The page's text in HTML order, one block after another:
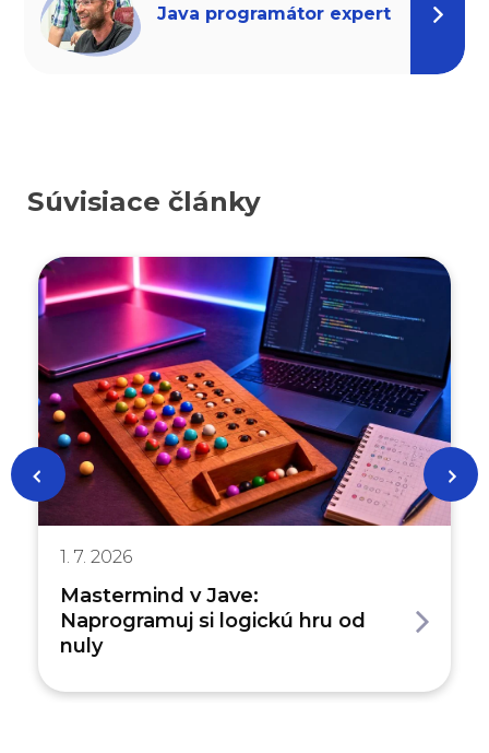
Java programátor expert
Súvisiace články
1. 7. 2026
Mastermind v Jave:
Naprogramuj si logickú hru od
nuly